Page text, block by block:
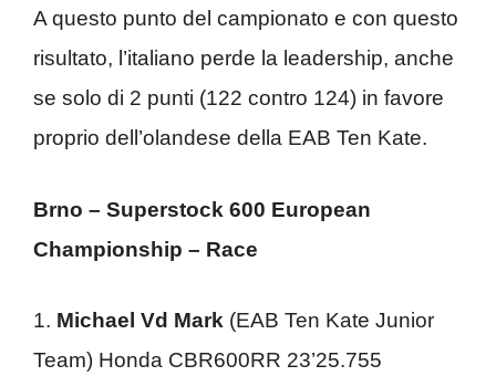
A questo punto del campionato e con questo
risultato, l’italiano perde la leadership, anche
se solo di 2 punti (122 contro 124) in favore
proprio dell’olandese della EAB Ten Kate.
Brno – Superstock 600 European
Championship – Race
1. Michael Vd Mark (EAB Ten Kate Junior
Team) Honda CBR600RR 23’25.755